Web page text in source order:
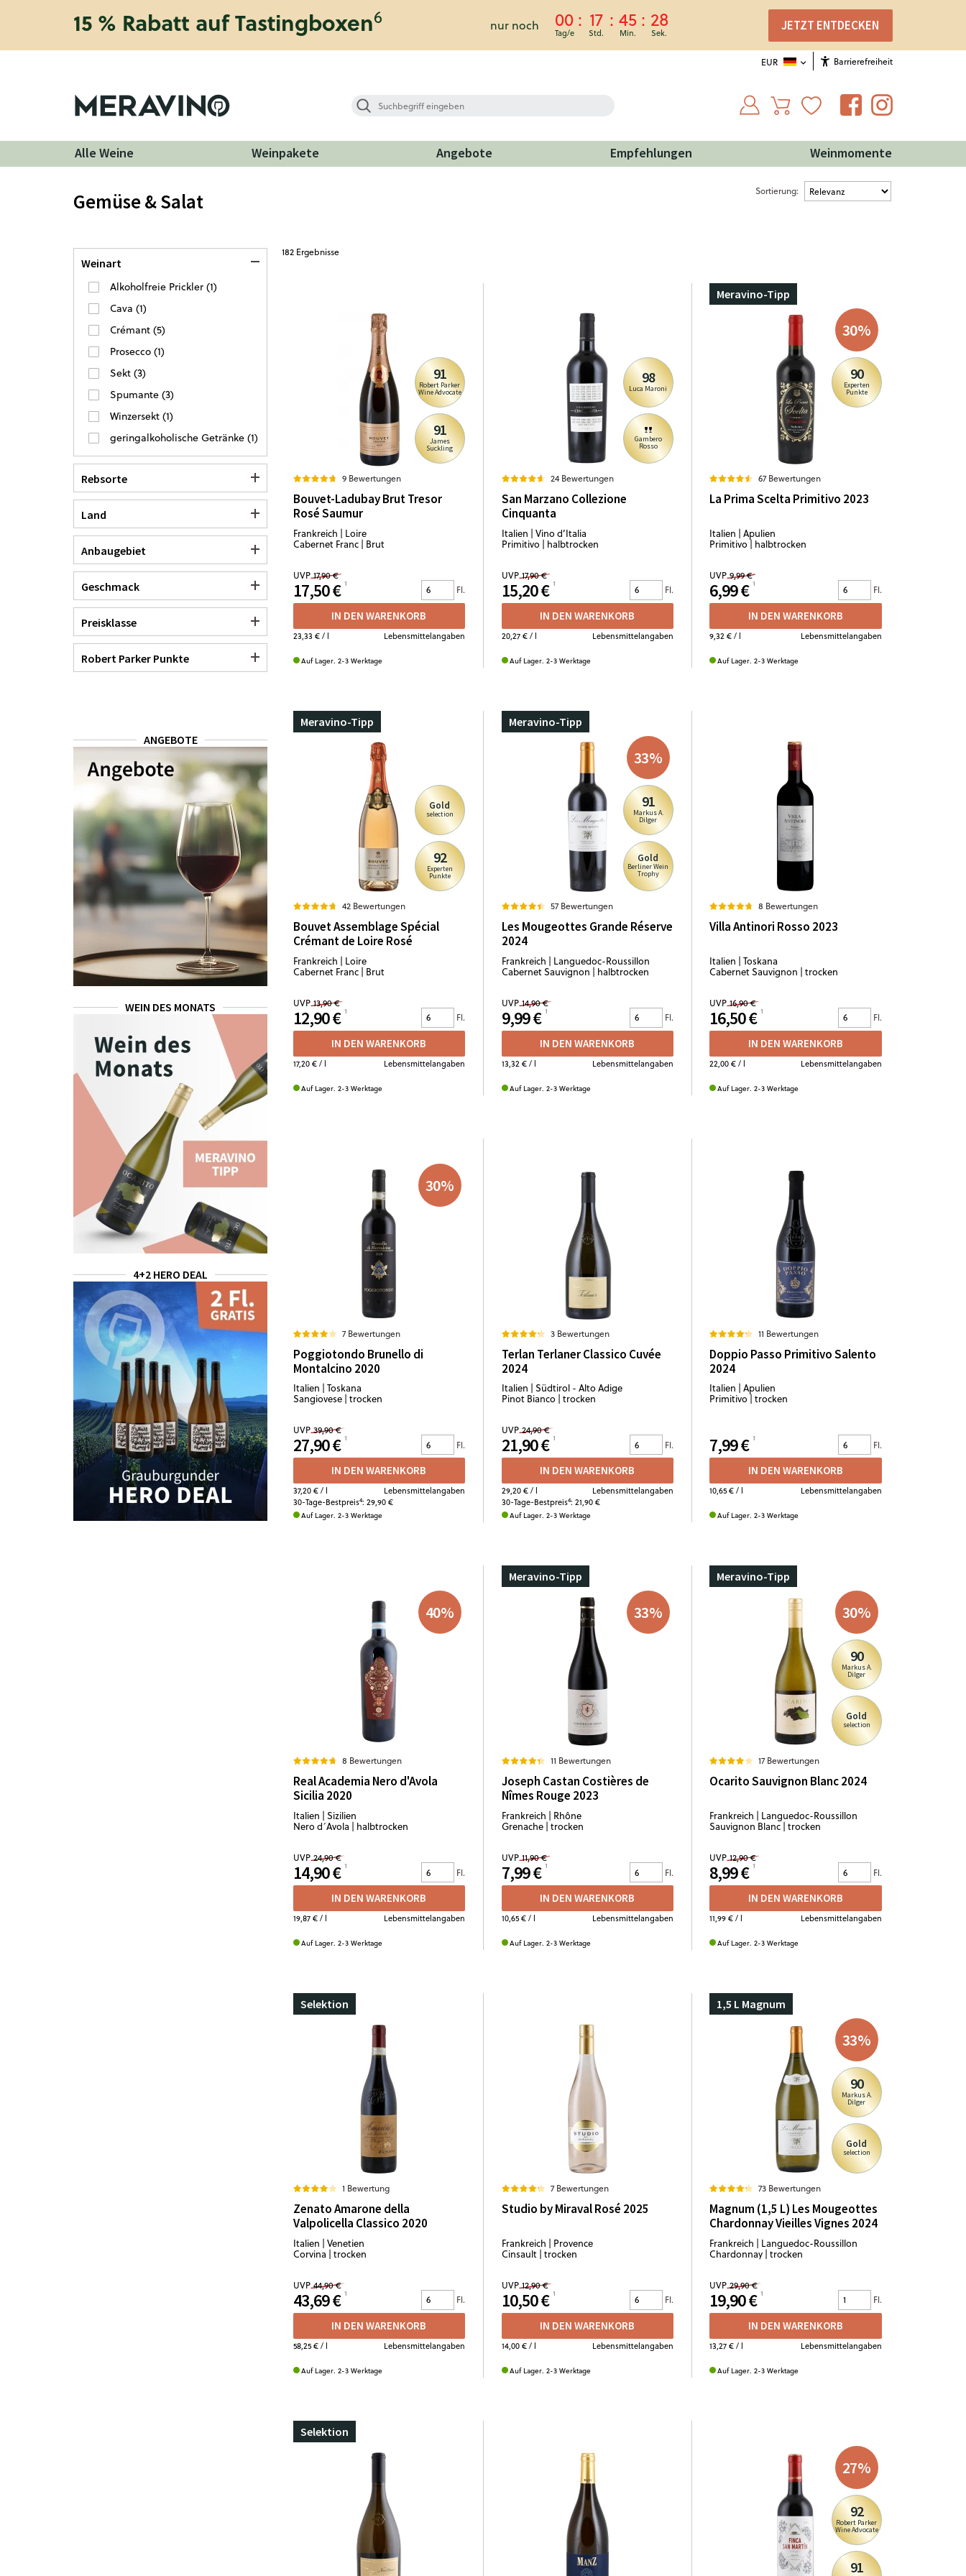
15 % Rabatt auf Tastingboxen6 nur noch 00 17 45 27 JETZT ENTDECKEN
Barrierefreiheit
EUR
Alle Weine Weinpakete Angebote Empfehlungen Weinmomente
Gemüse & Salat Sortierung:
182 Ergebnisse
91
Robert Parker
Wine Advocate
91
James
Suckling
9 Bewertungen
Bouvet-Ladubay Brut Tresor
Rosé Saumur
Frankreich | Loire
Cabernet Franc | Brut
UVP 17,90 €
17,50 € Fl.
IN DEN WARENKORB
23,33 €/ l Lebensmittelangaben
Auf Lager. 2-3 Werktage
98
Luca Maroni
Gambero
Rosso
24 Bewertungen
San Marzano Collezione
Cinquanta
Italien | Vino d’Italia
Primitivo | halbtrocken
UVP 17,90 €
15,20 € Fl.
IN DEN WARENKORB
20,27 €/ l Lebensmittelangaben
Auf Lager. 2-3 Werktage
Meravino-Tipp
30%
90
Experten
Punkte
67 Bewertungen
La Prima Scelta Primitivo 2023
Italien | Apulien
Primitivo | halbtrocken
UVP 9,99 €
6,99 € Fl.
IN DEN WARENKORB
9,32 €/ l Lebensmittelangaben
Auf Lager. 2-3 Werktage
Meravino-Tipp
Gold
selection
92
Experten
Punkte
42 Bewertungen
Bouvet Assemblage Spécial
Crémant de Loire Rosé
Frankreich | Loire
Cabernet Franc | Brut
UVP 13,90 €
12,90 € Fl.
IN DEN WARENKORB
17,20 €/ l Lebensmittelangaben
Auf Lager. 2-3 Werktage
Meravino-Tipp
33%
91
Markus A.
Dilger
Gold
Berliner Wein
Trophy
57 Bewertungen
Les Mougeottes Grande Réserve
2024
Frankreich | Languedoc-Roussillon
Cabernet Sauvignon | halbtrocken
UVP 14,90 €
9,99 € Fl.
IN DEN WARENKORB
13,32 €/ l Lebensmittelangaben
Auf Lager. 2-3 Werktage
8 Bewertungen
Villa Antinori Rosso 2023
Italien | Toskana
Cabernet Sauvignon | trocken
UVP 16,90 €
16,50 € Fl.
IN DEN WARENKORB
22,00 €/ l Lebensmittelangaben
Auf Lager. 2-3 Werktage
30%
7 Bewertungen
Poggiotondo Brunello di
Montalcino 2020
Italien | Toskana
Sangiovese | trocken
UVP 39,90 €
27,90 € Fl.
IN DEN WARENKORB
37,20 €/ l
Lebensmittelangaben
30-Tage-Bestpreis4: 29,90 €
Auf Lager. 2-3 Werktage
3 Bewertungen
Terlan Terlaner Classico Cuvée
2024
Italien | Südtirol - Alto Adige
Pinot Bianco | trocken
UVP 24,90 €
21,90 € Fl.
IN DEN WARENKORB
29,20 €/ l
Lebensmittelangaben
30-Tage-Bestpreis4: 21,90 €
Auf Lager. 2-3 Werktage
11 Bewertungen
Doppio Passo Primitivo Salento
2024
Italien | Apulien
Primitivo | trocken
7,99 € Fl.
IN DEN WARENKORB
10,65 €/ l Lebensmittelangaben
Auf Lager. 2-3 Werktage
40%
8 Bewertungen
Real Academia Nero d'Avola
Sicilia 2020
Italien | Sizilien
Nero d´Avola | halbtrocken
UVP 24,90 €
14,90 € Fl.
IN DEN WARENKORB
19,87 €/ l Lebensmittelangaben
Auf Lager. 2-3 Werktage
Meravino-Tipp
33%
11 Bewertungen
Joseph Castan Costières de
Nîmes Rouge 2023
Frankreich | Rhône
Grenache | trocken
UVP 11,90 €
7,99 € Fl.
IN DEN WARENKORB
10,65 €/ l Lebensmittelangaben
Auf Lager. 2-3 Werktage
Meravino-Tipp
30%
90
Markus A.
Dilger
Gold
selection
17 Bewertungen
Ocarito Sauvignon Blanc 2024
Frankreich | Languedoc-Roussillon
Sauvignon Blanc | trocken
UVP 12,90 €
8,99 € Fl.
IN DEN WARENKORB
11,99 €/ l Lebensmittelangaben
Auf Lager. 2-3 Werktage
Selektion
1 Bewertung
Zenato Amarone della
Valpolicella Classico 2020
Italien | Venetien
Corvina | trocken
UVP 44,90 €
43,69 € Fl.
IN DEN WARENKORB
58,25 €/ l Lebensmittelangaben
Auf Lager. 2-3 Werktage
7 Bewertungen
Studio by Miraval Rosé 2025
Frankreich | Provence
Cinsault | trocken
UVP 12,90 €
10,50 € Fl.
IN DEN WARENKORB
14,00 €/ l Lebensmittelangaben
Auf Lager. 2-3 Werktage
1,5 L Magnum
33%
90
Markus A.
Dilger
Gold
selection
73 Bewertungen
Magnum (1,5 L) Les Mougeottes
Chardonnay Vieilles Vignes 2024
Frankreich | Languedoc-Roussillon
Chardonnay | trocken
UVP 29,90 €
19,90 € Fl.
IN DEN WARENKORB
13,27 €/ l Lebensmittelangaben
Auf Lager. 2-3 Werktage
Selektion
27%
92
Robert Parker
Wine Advocate
91
Weinart
Alkoholfreie Prickler (1)
Cava (1)
Crémant (5)
Prosecco (1)
Sekt (3)
Spumante (3)
Winzersekt (1)
geringalkoholische Getränke (1)
Rebsorte
Land
Anbaugebiet
Geschmack
Preisklasse
Robert Parker Punkte
ANGEBOTE
WEIN DES MONATS
4+2 HERO DEAL